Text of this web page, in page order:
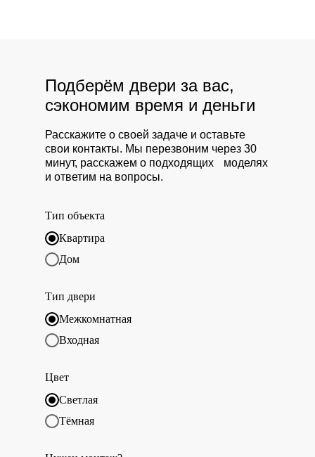
Тип объекта
Квартира
Дом
Тип двери
Межкомнатная
Входная
Цвет
Светлая
Тёмная
Расскажите о своей задаче и оставьте
свои контакты. Мы перезвоним через 30
минут, расскажем о подходящих моделях
и ответим на вопросы.
Подберём двери за вас,
сэкономим время и деньги